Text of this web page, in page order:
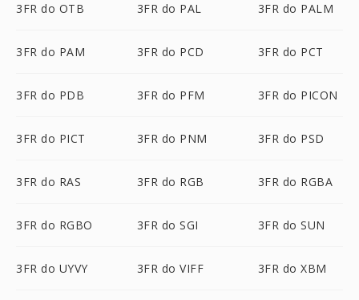
3FR do OTB 3FR do PAL 3FR do PALM
3FR do PAM 3FR do PCD 3FR do PCT
3FR do PDB 3FR do PFM 3FR do PICON
3FR do PICT 3FR do PNM 3FR do PSD
3FR do RAS 3FR do RGB 3FR do RGBA
3FR do RGBO 3FR do SGI 3FR do SUN
3FR do UYVY 3FR do VIFF 3FR do XBM